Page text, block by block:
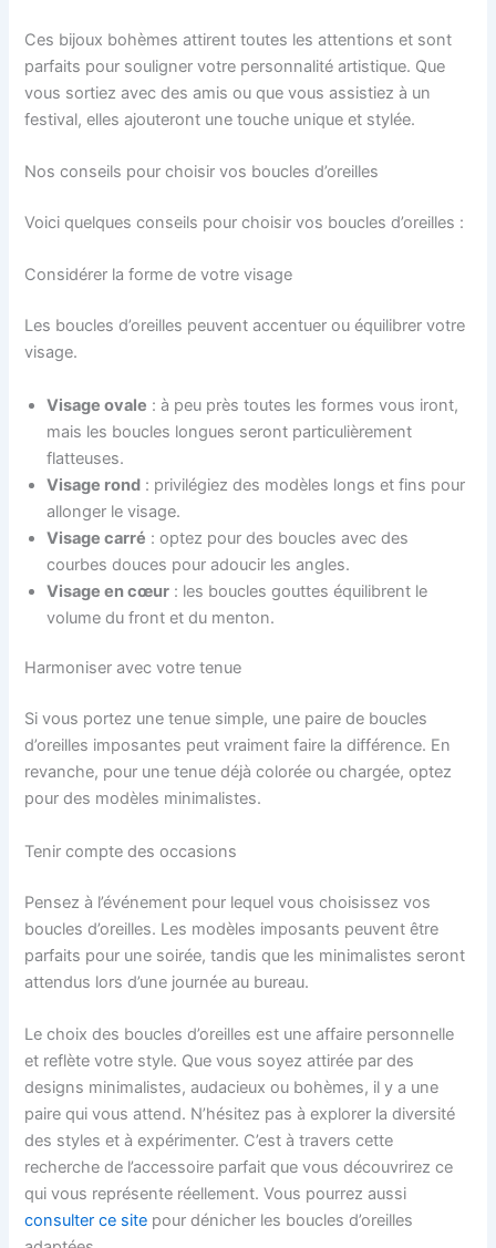
Ces bijoux bohèmes attirent toutes les attentions et sont
parfaits pour souligner votre personnalité artistique. Que
vous sortiez avec des amis ou que vous assistiez à un
festival, elles ajouteront une touche unique et stylée.
Nos conseils pour choisir vos boucles d’oreilles
Voici quelques conseils pour choisir vos boucles d’oreilles :
Considérer la forme de votre visage
Les boucles d’oreilles peuvent accentuer ou équilibrer votre
visage.
Visage ovale : à peu près toutes les formes vous iront,
mais les boucles longues seront particulièrement
flatteuses.
Visage rond : privilégiez des modèles longs et fins pour
allonger le visage.
Visage carré : optez pour des boucles avec des
courbes douces pour adoucir les angles.
Visage en cœur : les boucles gouttes équilibrent le
volume du front et du menton.
Harmoniser avec votre tenue
Si vous portez une tenue simple, une paire de boucles
d’oreilles imposantes peut vraiment faire la différence. En
revanche, pour une tenue déjà colorée ou chargée, optez
pour des modèles minimalistes.
Tenir compte des occasions
Pensez à l’événement pour lequel vous choisissez vos
boucles d’oreilles. Les modèles imposants peuvent être
parfaits pour une soirée, tandis que les minimalistes seront
attendus lors d’une journée au bureau.
Le choix des boucles d’oreilles est une affaire personnelle
et reflète votre style. Que vous soyez attirée par des
designs minimalistes, audacieux ou bohèmes, il y a une
paire qui vous attend. N’hésitez pas à explorer la diversité
des styles et à expérimenter. C’est à travers cette
recherche de l’accessoire parfait que vous découvrirez ce
qui vous représente réellement. Vous pourrez aussi
consulter ce site pour dénicher les boucles d’oreilles